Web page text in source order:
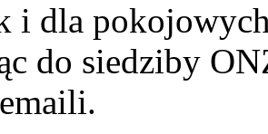
i dla
do siedziby